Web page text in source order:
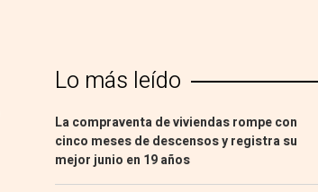
Lo más leído
La compraventa de viviendas rompe con
cinco meses de descensos y registra su
mejor junio en 19 años